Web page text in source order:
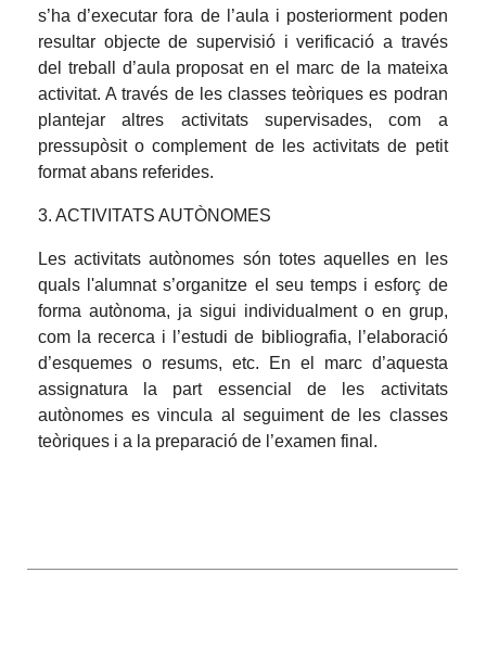
s’ha d’executar fora de l’aula i posteriorment poden
resultar objecte de supervisió i verificació a través
del treball d’aula proposat en el marc de la mateixa
activitat. A través de les classes teòriques es podran
plantejar altres activitats supervisades, com a
pressupòsit o complement de les activitats de petit
format abans referides.
3. ACTIVITATS AUTÒNOMES
Les activitats autònomes són totes aquelles en les
quals l'alumnat s’organitze el seu temps i esforç de
forma autònoma, ja sigui individualment o en grup,
com la recerca i l’estudi de bibliografia, l’elaboració
d’esquemes o resums, etc. En el marc d’aquesta
assignatura la part essencial de les activitats
autònomes es vincula al seguiment de les classes
teòriques i a la preparació de l’examen final.